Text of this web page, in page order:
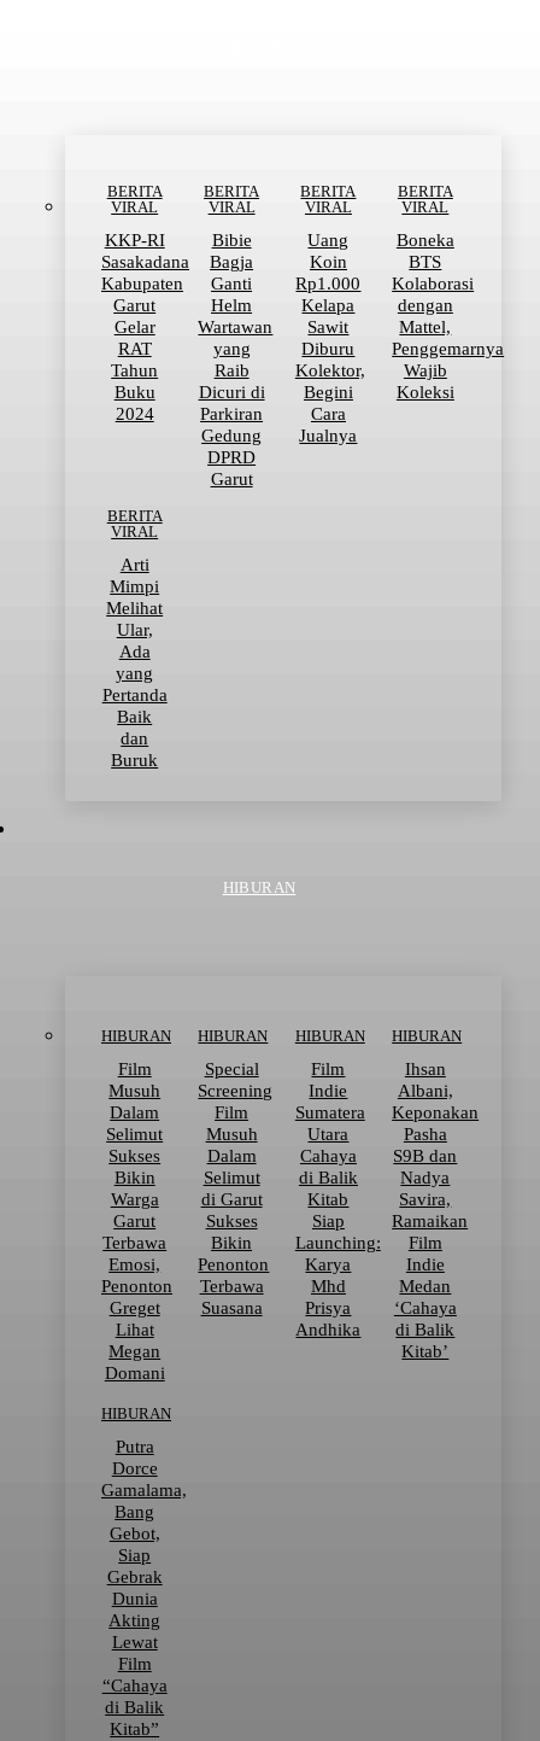
BERITA
VIRAL
KKP-RI
Sasakadana
Kabupaten
Garut
Gelar
RAT
Tahun
Buku
2024
BERITA
VIRAL
Bibie
Bagja
Ganti
Helm
Wartawan
yang
Raib
Dicuri di
Parkiran
Gedung
DPRD
Garut
BERITA
VIRAL
Uang
Koin
Rp1.000
Kelapa
Sawit
Diburu
Kolektor,
Begini
Cara
Jualnya
BERITA
VIRAL
Boneka
BTS
Kolaborasi
dengan
Mattel,
Penggemarnya
Wajib
Koleksi
BERITA
VIRAL
Arti
Mimpi
Melihat
Ular,
Ada
yang
Pertanda
Baik
dan
Buruk
HIBURAN
HIBURAN
Film
Musuh
Dalam
Selimut
Sukses
Bikin
Warga
Garut
Terbawa
Emosi,
Penonton
Greget
Lihat
Megan
Domani
HIBURAN
Special
Screening
Film
Musuh
Dalam
Selimut
di Garut
Sukses
Bikin
Penonton
Terbawa
Suasana
HIBURAN
Film
Indie
Sumatera
Utara
Cahaya
di Balik
Kitab
Siap
Launching:
Karya
Mhd
Prisya
Andhika
HIBURAN
Ihsan
Albani,
Keponakan
Pasha
S9B dan
Nadya
Savira,
Ramaikan
Film
Indie
Medan
‘Cahaya
di Balik
Kitab’
HIBURAN
Putra
Dorce
Gamalama,
Bang
Gebot,
Siap
Gebrak
Dunia
Akting
Lewat
Film
“Cahaya
di Balik
Kitab”